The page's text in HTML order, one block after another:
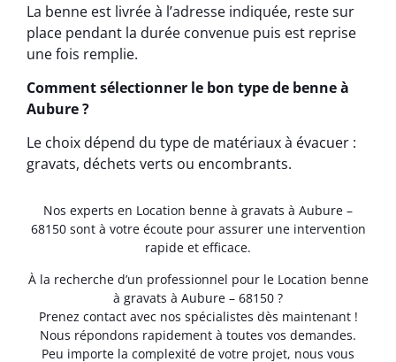
La benne est livrée à l’adresse indiquée, reste sur
place pendant la durée convenue puis est reprise
une fois remplie.
Comment sélectionner le bon type de benne à
Aubure ?
Le choix dépend du type de matériaux à évacuer :
gravats, déchets verts ou encombrants.
Nos experts en Location benne à gravats à Aubure –
68150 sont à votre écoute pour assurer une intervention
rapide et efficace.
À la recherche d’un professionnel pour le Location benne
à gravats à Aubure – 68150 ?
Prenez contact avec nos spécialistes dès maintenant !
Nous répondons rapidement à toutes vos demandes.
Peu importe la complexité de votre projet, nous vous